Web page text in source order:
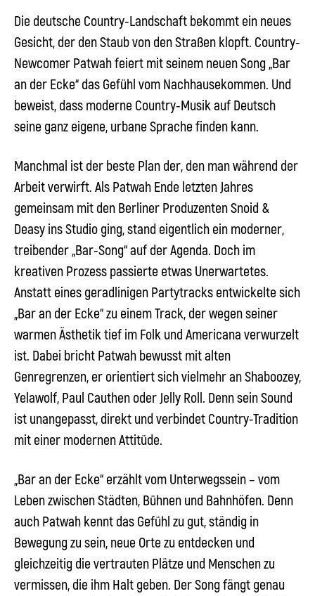
Die deutsche Country-Landschaft bekommt ein neues
Gesicht, der den Staub von den Straßen klopft. Country-
Newcomer Patwahfeiert mit seinem neuen Song „Bar
an der Ecke“ das Gefühl vom Nachhausekommen. Und
beweist, dass moderne Country-Musik auf Deutsch
seine ganz eigene, urbane Sprache finden kann.
Manchmal ist der beste Plan der, den man während der
Arbeit verwirft. Als Patwah Ende letzten Jahres
gemeinsam mit den Berliner Produzenten Snoid &
Deasy ins Studio ging, stand eigentlich ein moderner,
treibender „Bar-Song“ auf der Agenda. Doch im
kreativen Prozess passierte etwas Unerwartetes.
Anstatt eines geradlinigen Partytracks entwickelte sich
„Bar an der Ecke“ zu einem Track, der wegen seiner
warmen Ästhetik tief im Folk und Americana verwurzelt
ist. Dabei bricht Patwah bewusst mit alten
Genregrenzen, er orientiert sich vielmehr an Shaboozey,
Yelawolf, Paul Cauthen oder Jelly Roll. Denn sein Sound
ist unangepasst, direkt und verbindet Country-Tradition
mit einer modernen Attitüde.
„Bar an der Ecke“ erzählt vom Unterwegssein – vom
Leben zwischen Städten, Bühnen und Bahnhöfen. Denn
auch Patwah kennt das Gefühl zu gut, ständig in
Bewegung zu sein, neue Orte zu entdecken und
gleichzeitig die vertrauten Plätze und Menschen zu
vermissen, die ihm Halt geben. Der Song fängt genau